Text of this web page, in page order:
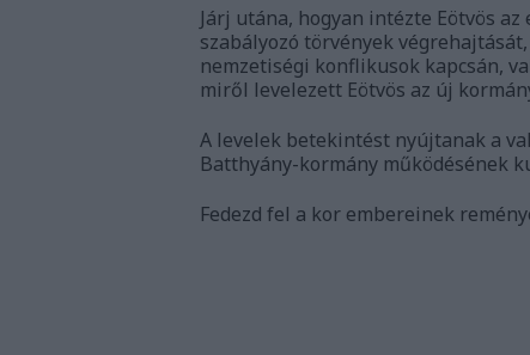
Járj utána, hogyan intézte Eötvös
szabályozó törvények
nemzetiségi konflikusok kapcsán,
miről levelezett Eötvös az új
A levelek betekintést nyújtanak a
Batthyány-kormány működésének
Fedezd fel a kor embereinek